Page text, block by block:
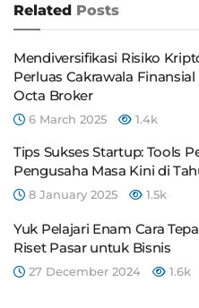
Related Posts
Mendiversifikasi Risiko
Perluas Cakrawala
Octa Broker
6 March 2025 1.4k
Tips Sukses Startup: Tools
Pengusaha Masa Kini di
8 January 2025 1.5k
Yuk Pelajari Enam Cara
Riset Pasar untuk Bisnis
27 December 2024 1.6k